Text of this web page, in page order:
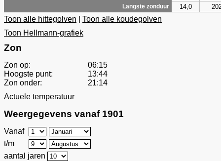
Langste zonduur 14,0
Toon alle hittegolven
Toon alle koudegolven
Toon Hellmann-grafiek
Zon
Zon op:
06:15
Hoogste punt:
13:44
Zon onder:
21:14
Actuele temperatuur
Weergegevens vanaf 1901
Vanaf
t/m
aantal jaren